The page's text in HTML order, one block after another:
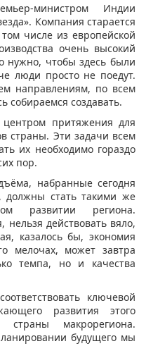
министром Индии
Компания старается
числе из европейской
очень высокий
нужно, чтобы здесь были
люди просто не поедут.
направлениям, по всем
собираемся создавать.
притяжения для
страны. Эти задачи всем
их необходимо гораздо
пор.
набранные сегодня
должны стать такими же
развитии региона.
действовать вяло,
казалось бы, экономия
мелочах, может завтра
темпа, но и качества
ключевой
развития этого
страны макрорегиона.
будущего мы